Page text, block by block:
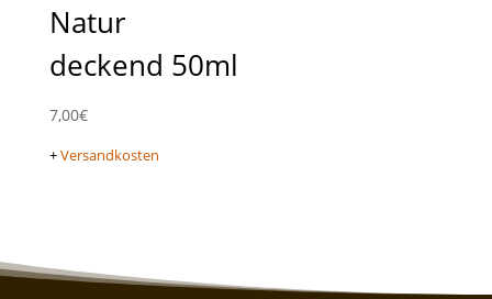
Natur
deckend 50ml
7,00€
+Versandkosten